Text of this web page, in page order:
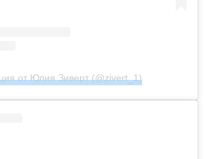
от Юлия Зиверт (@zivert_1)